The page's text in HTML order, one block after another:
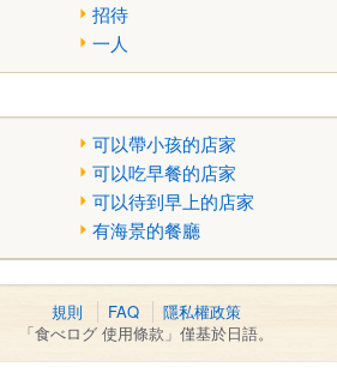
招待
一人
可以帶小孩的店家
可以吃早餐的店家
可以待到早上的店家
有海景的餐廳
規則 FAQ
隱私權政策
「食べログ 使用條款」僅基於日語。